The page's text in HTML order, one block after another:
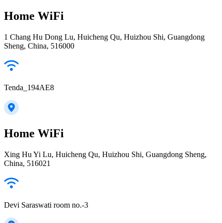
Home WiFi
1 Chang Hu Dong Lu, Huicheng Qu, Huizhou Shi, Guangdong
Sheng, China, 516000
Tenda_194AE8
Home WiFi
Xing Hu Yi Lu, Huicheng Qu, Huizhou Shi, Guangdong Sheng,
China, 516021
Devi Saraswati room no.-3